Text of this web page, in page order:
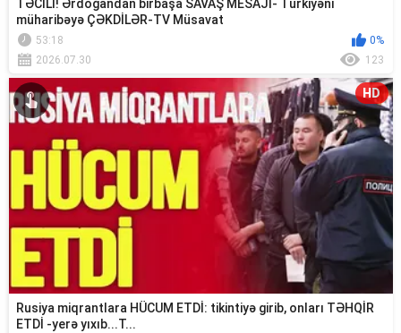
TƏCİLİ! Ərdoğandan birbaşa SAVAŞ MESAJI- Türkiyəni
müharibəyə ÇƏKDİLƏR-TV Müsavat
53:18
0%
2026.07.30
123
HD
Rusiya miqrantlara HÜCUM ETDİ: tikintiyə girib, onları TƏHQİR
ETDİ -yerə yıxıb...T...